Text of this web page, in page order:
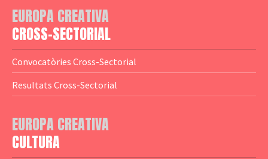
— Logotips
— Notícies
— Publicacions
— Guies MEDIA
— Altres Guies
— Presentacions
— Estudis
EUROPA CREATIVA
CROSS-SECTORIAL
Convocatòries Cross-Sectorial
Resultats Cross-Sectorial
EUROPA CREATIVA
CULTURA